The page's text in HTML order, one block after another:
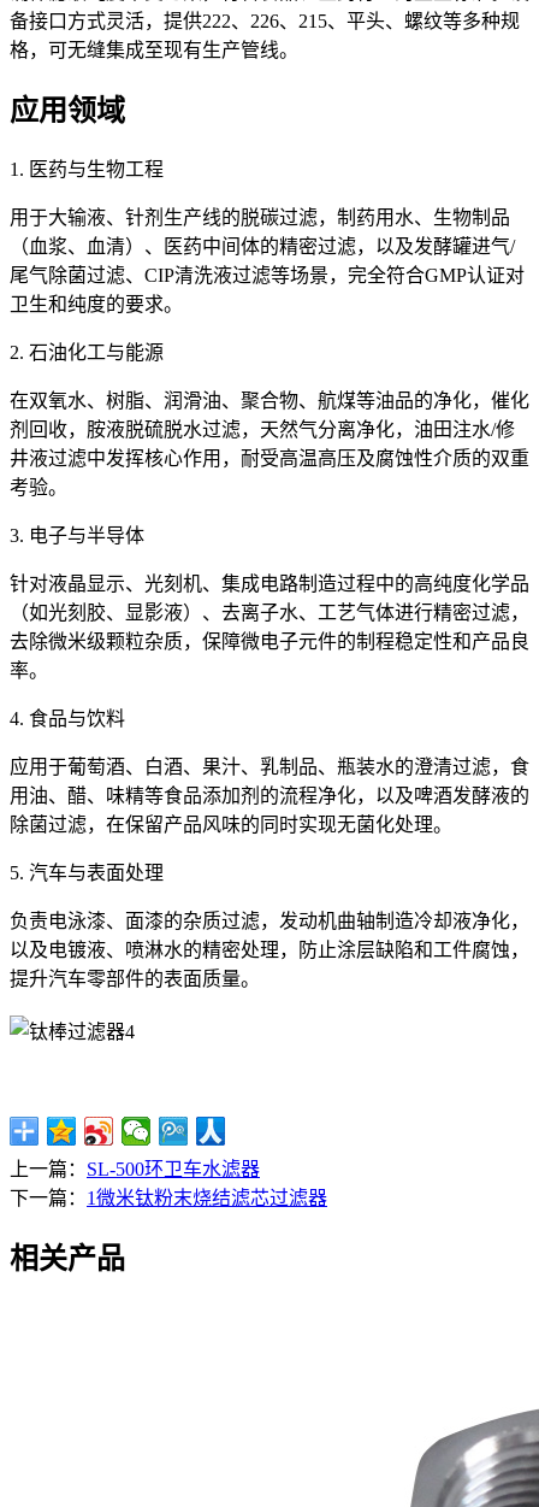
备接口方式灵活，提供222、226、215、平头、螺纹等多种规
格，可无缝集成至现有生产管线。
应用领域
1. 医药与生物工程
用于大输液、针剂生产线的脱碳过滤，制药用水、生物制品
（血浆、血清）、医药中间体的精密过滤，以及发酵罐进气/
尾气除菌过滤、CIP清洗液过滤等场景，完全符合GMP认证对
卫生和纯度的要求。
2. 石油化工与能源
在双氧水、树脂、润滑油、聚合物、航煤等油品的净化，催化
剂回收，胺液脱硫脱水过滤，天然气分离净化，油田注水/修
井液过滤中发挥核心作用，耐受高温高压及腐蚀性介质的双重
考验。
3. 电子与半导体
针对液晶显示、光刻机、集成电路制造过程中的高纯度化学品
（如光刻胶、显影液）、去离子水、工艺气体进行精密过滤，
去除微米级颗粒杂质，保障微电子元件的制程稳定性和产品良
率。
4. 食品与饮料
应用于葡萄酒、白酒、果汁、乳制品、瓶装水的澄清过滤，食
用油、醋、味精等食品添加剂的流程净化，以及啤酒发酵液的
除菌过滤，在保留产品风味的同时实现无菌化处理。
5. 汽车与表面处理
负责电泳漆、面漆的杂质过滤，发动机曲轴制造冷却液净化，
以及电镀液、喷淋水的精密处理，防止涂层缺陷和工件腐蚀，
提升汽车零部件的表面质量。
上一篇： SL-500环卫车水滤器
下一篇： 1微米钛粉末烧结滤芯过滤器
相关产品